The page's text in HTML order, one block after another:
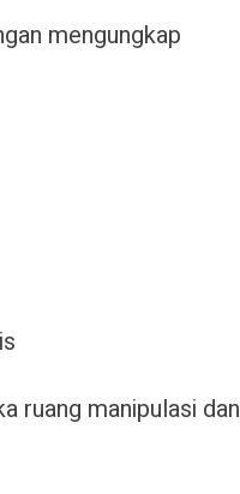
mengungkap
ruang manipulasi dan